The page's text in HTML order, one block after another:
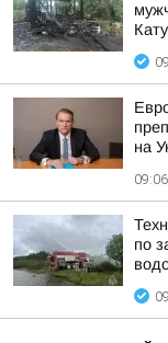
на
09:06
по